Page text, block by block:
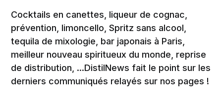
Cocktails en canettes, liqueur de cognac,
prévention, limoncello, Spritz sans alcool,
tequila de mixologie, bar japonais à Paris,
meilleur nouveau spiritueux du monde, reprise
de distribution, ...DistilNews fait le point sur les
derniers communiqués relayés sur nos pages !